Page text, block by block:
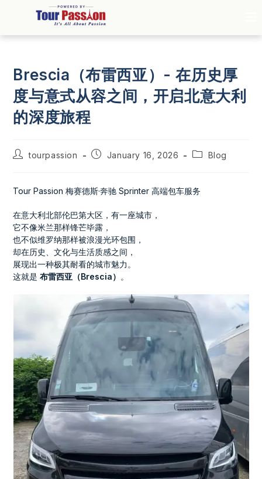
Brescia（布雷西亚）- 在历史厚
度与意式从容之间，开启北意大利
的深度旅程
tourpassion January 16, 2026 Blog
Tour Passion 梅赛德斯·奔驰 Sprinter 高端包车服务
在意大利北部伦巴第大区，有一座城市，
它不像米兰那样锋芒毕露，
也不似维罗纳那样被浪漫光环包围，
却在历史、文化与生活质感之间，
展现出一种极其耐看的城市魅力。
这就是布雷西亚（Brescia） 。